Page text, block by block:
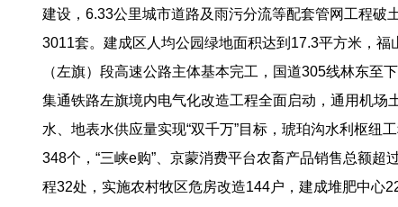
建设，6.33公里城市道路及雨污分流等配套管网工程
3011套。建成区人均公园绿地面积达到17.3平方米，
（左旗）段高速公路主体基本完工，国道305线林东至
集通铁路左旗境内电气化改造工程全面启动，通用机场
水、地表水供应量实现“双千万”目标，琥珀沟水利枢纽
348个，“三峡e购”、京蒙消费平台农畜产品销售总额
程32处，实施农村牧区危房改造144户，建成堆肥中心